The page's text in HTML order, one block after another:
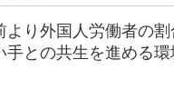
り外国人労働者の
との共生を進める